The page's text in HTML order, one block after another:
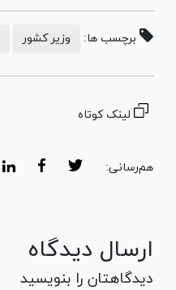
برچسب ها: وزیر کشور
لینک کوتاه
هم‌رسانی:
ارسال دیدگاه
دیدگاهتان را بنویسید